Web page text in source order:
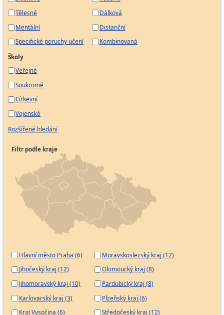
Provozní zámečník
Seřizovač gumárenských zařízení
Rýsovač
Zámečník
Brusič nožířských výrobků
Seřizovač konvenčních obráběcích strojů
Mechanik optických přístrojů a brýlové techniky
Zušlechťovač kovů
Svářeč kovů
Kovář ruční
Instruktor svařování kovů
Lisař na automatizovaných linkách ve
strojírenství
Horník kombajnér rubání a ražení
Horník předák rubání a ražení
Horník rubání a ražení
Tělesné
Mentální
Specifické poruchy učení
Dálková
Distanční
Kombinovaná
Školy
Veřejné
Soukromé
Církevní
Vojenské
Rozšířené hledání
Filtr podle kraje
Hlavní město Praha (6)
Jihočeský kraj (12)
Jihomoravský kraj (10)
Karlovarský kraj (3)
Kraj Vysočina (6)
Moravskoslezský kraj (12)
Olomoucký kraj (8)
Pardubický kraj (8)
Plzeňský kraj (6)
Středočeský kraj (12)